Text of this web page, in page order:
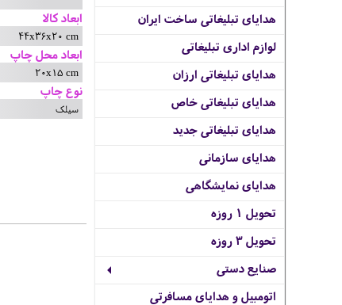
هدایای تبلیغاتی ساخت ایران
لوازم اداری تبلیغاتی
هدایای تبلیغاتی ارزان
هدایای تبلیغاتی خاص
هدایای تبلیغاتی جدید
هدایای سازمانی
هدایای نمایشگاهی
تحویل 1 روزه
تحویل 3 روزه
صنایع دستی
اتومبیل و هدایای مسافرتی
ابعاد کالا
44x36x20 cm
ابعاد محل چاپ
20x15 cm
نوع چاپ
سیلک